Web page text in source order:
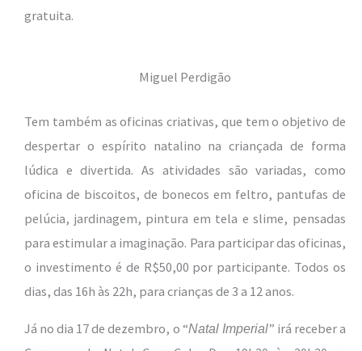
gratuita.
Miguel Perdigão
Tem também as oficinas criativas, que tem o objetivo de
despertar o espírito natalino na criançada de forma
lúdica e divertida. As atividades são variadas, como
oficina de biscoitos, de bonecos em feltro, pantufas de
pelúcia, jardinagem, pintura em tela e slime, pensadas
para estimular a imaginação. Para participar das oficinas,
o investimento é de R$50,00 por participante. Todos os
dias, das 16h às 22h, para crianças de 3 a 12 anos.
Já no dia 17 de dezembro, o “Natal Imperial” irá receber a